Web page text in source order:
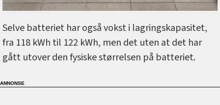
Selve batteriet har også vokst i lagringskapasitet,
fra 118 kWh til 122 kWh, men det uten at det har
gått utover den fysiske størrelsen på batteriet.